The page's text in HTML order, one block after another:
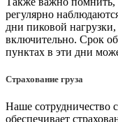
регулярно
дни пиковой
включительно. Срок
пунктах в эти дни
Страхование груза
Наше сотрудничество
обеспечивает